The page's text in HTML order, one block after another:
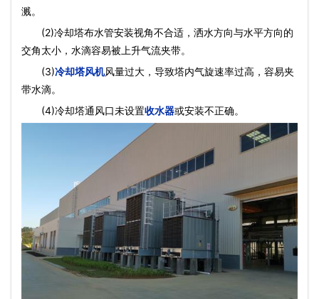
溅。
(2)冷却塔布水管安装视角不合适，洒水方向与水平方向的
交角太小，水滴容易被上升气流夹带。
(3)冷却塔风机风量过大，导致塔内气旋速率过高，容易夹
带水滴。
(4)冷却塔通风口未设置收水器或安装不正确。